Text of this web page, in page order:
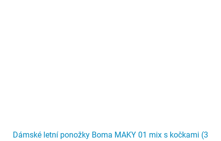
Dámské letní ponožky Boma MAKY 01 mix s kočkami (3